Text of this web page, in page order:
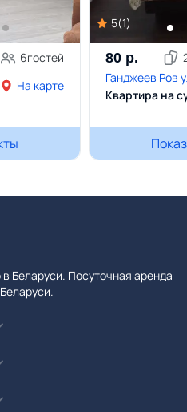
6гостей
На карте
5(1)
80 р.
Ганджеев Ров
Квартира на
Беларуси. Посуточная аренда